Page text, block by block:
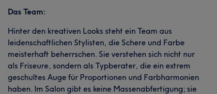
Das Team:
Hinter den kreativen Looks steht ein Team aus
leidenschaftlichen Stylisten, die Schere und Farbe
meisterhaft beherrschen. Sie verstehen sich nicht nur
als Friseure, sondern als Typberater, die ein extrem
geschultes Auge für Proportionen und Farbharmonien
haben. Im Salon gibt es keine Massenabfertigung; sie